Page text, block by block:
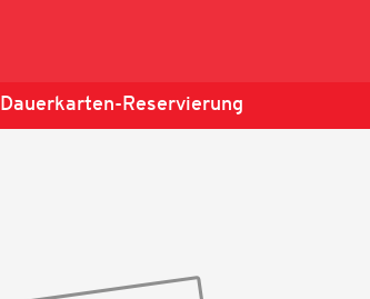
Dauerkarten-Reservierung